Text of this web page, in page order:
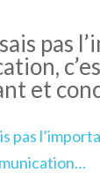
pas
et
pas